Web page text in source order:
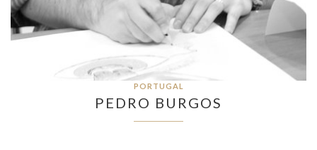
PORTUGAL
PEDRO BURGOS